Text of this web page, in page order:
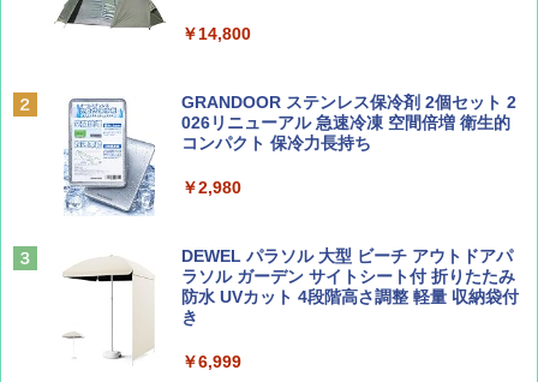
BE-PAL(ビ-パル) 2026年 9 月号【特別付録:
SOTO ミニマル"旅"財布 ランダム2種】
山と溪谷 2026年8月号「南アルプス大全」
￥1,540
A09 地球の歩き方 イタリア 2026～2027 地
球の歩き方A ヨーロッパ
地球の歩き方 スター・ウォーズ
￥2,695
&ハイキング カーキ PATC-150(KH)
PYKES PEAK (パイクスピーク) 着替えテン
人用 折りたたみ 防災グッズ 災害用トイレ ビ
￥4,980
テント ワンタッチ RENEW 幅200 2-3人用 43
￥14,800
GRANDOOR ステンレス保冷剤 2個セット 2
026リニューアル 急速冷凍 空間倍増 衛生的
コンパクト 保冷力長持ち
￥2,980
DEWEL パラソル 大型 ビーチ アウトドアパ
ラソル ガーデン サイトシート付 折りたたみ
防水 UVカット 4段階高さ調整 軽量 収納袋付
き
￥6,999